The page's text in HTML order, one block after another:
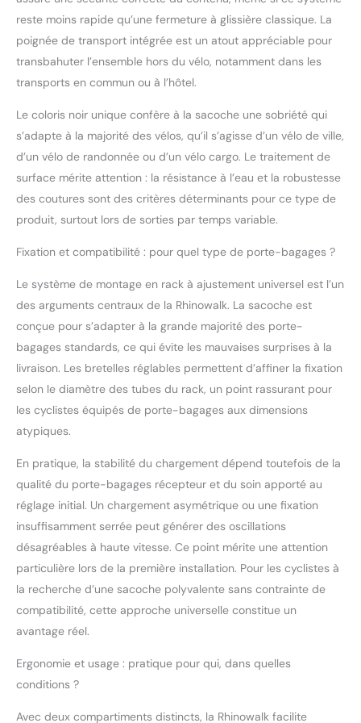
réglables (montées sur
le siège) et les sangles
Velcro latérales
(montées sur rack)
pendant la conduite
Triple couche
imperméable : couches
extérieures/intérieures
revêtues de PVC + tissu
Oxford polyester 500D
résistant à l'eau et à la
boue ; surface facile à
rincer et à nettoyer
rangement intelligent :
cordes élastiques
tentes/sacs de
couchage, poches à
rabat, bandes
réfléchissantes de
sécurité et espace
personnalisable pour
reste moins rapide qu’une fermeture à glissière classique. La
poignée de transport intégrée est un atout appréciable pour
transbahuter l’ensemble hors du vélo, notamment dans les
transports en commun ou à l’hôtel.
Le coloris noir unique confère à la sacoche une sobriété qui
s’adapte à la majorité des vélos, qu’il s’agisse d’un vélo de ville,
d’un vélo de randonnée ou d’un vélo cargo. Le traitement de
surface mérite attention : la résistance à l’eau et la robustesse
des coutures sont des critères déterminants pour ce type de
produit, surtout lors de sorties par temps variable.
Fixation et compatibilité : pour quel type de porte-bagages ?
Le système de montage en rack à ajustement universel est l’un
des arguments centraux de la Rhinowalk. La sacoche est
conçue pour s’adapter à la grande majorité des porte-
bagages standards, ce qui évite les mauvaises surprises à la
livraison. Les bretelles réglables permettent d’affiner la fixation
selon le diamètre des tubes du rack, un point rassurant pour
les cyclistes équipés de porte-bagages aux dimensions
atypiques.
En pratique, la stabilité du chargement dépend toutefois de la
qualité du porte-bagages récepteur et du soin apporté au
réglage initial. Un chargement asymétrique ou une fixation
insuffisamment serrée peut générer des oscillations
désagréables à haute vitesse. Ce point mérite une attention
particulière lors de la première installation. Pour les cyclistes à
la recherche d’une sacoche polyvalente sans contrainte de
compatibilité, cette approche universelle constitue un
avantage réel.
Ergonomie et usage : pratique pour qui, dans quelles
conditions ?
Avec deux compartiments distincts, la Rhinowalk facilite